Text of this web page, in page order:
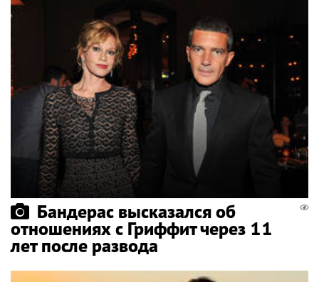
Бандерас высказался об
отношениях с Гриффит через 11
лет после развода